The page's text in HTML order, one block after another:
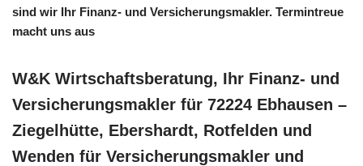
sind wir Ihr Finanz- und Versicherungsmakler. Termintreue
macht uns aus
W&K Wirtschaftsberatung, Ihr Finanz- und
Versicherungsmakler für 72224 Ebhausen –
Ziegelhütte, Ebershardt, Rotfelden und
Wenden für Versicherungsmakler und